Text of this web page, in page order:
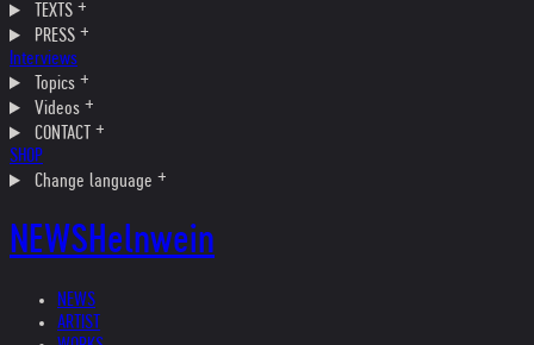
TEXTS
PRESS
Interviews
Topics
Videos
CONTACT
SHOP
Change language
NEWSHelnwein
NEWS
ARTIST